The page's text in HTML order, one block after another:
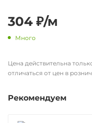
304 ₽/м
Много
Цена действительна
отличаться от цен в
Рекомендуем